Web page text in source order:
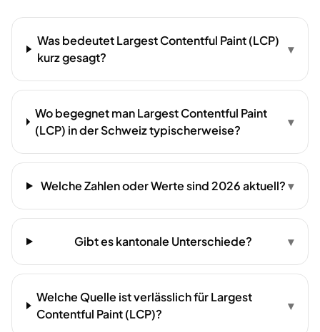
Was bedeutet Largest Contentful Paint (LCP)
kurz gesagt?
▾
Wo begegnet man Largest Contentful Paint
(LCP) in der Schweiz typischerweise?
▾
Welche Zahlen oder Werte sind 2026 aktuell?▾
Gibt es kantonale Unterschiede? ▾
Welche Quelle ist verlässlich für Largest
Contentful Paint (LCP)?
▾